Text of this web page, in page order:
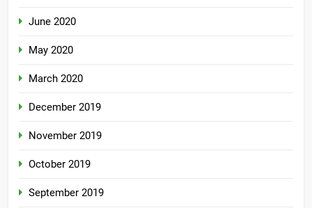
June 2020
May 2020
March 2020
December 2019
November 2019
October 2019
September 2019